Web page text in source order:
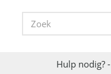
Hulp nodig? -